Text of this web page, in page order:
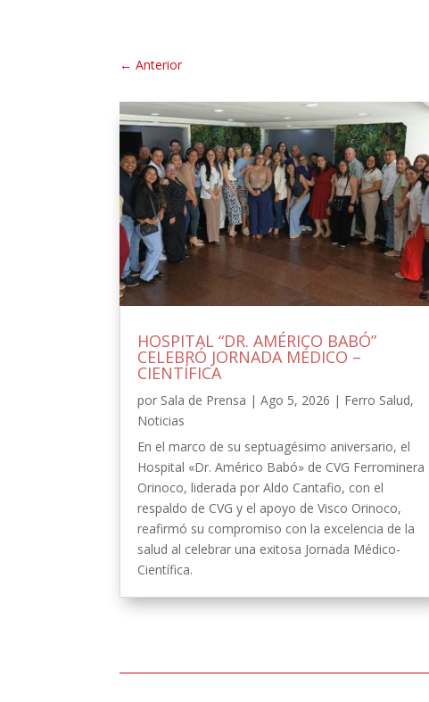
←Anterior
HOSPITAL “DR. AMÉRICO BABÓ”
CELEBRÓ JORNADA MÉDICO –
CIENTÍFICA
por Sala de Prensa |Ago 5, 2026 | Ferro Salud,
Noticias
En el marco de su septuagésimo aniversario, el
Hospital «Dr. Américo Babó» de CVG Ferrominera
Orinoco, liderada por Aldo Cantafio, con el
respaldo de CVG y el apoyo de Visco Orinoco,
reafirmó su compromiso con la excelencia de la
salud al celebrar una exitosa Jornada Médico-
Científica.